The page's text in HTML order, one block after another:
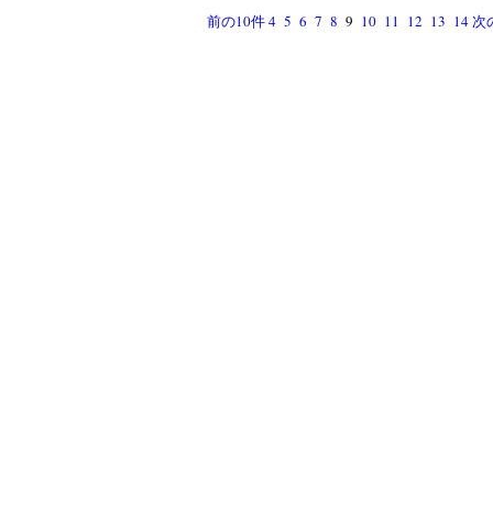
前の10件4 5 6 7 8 9 10 11 12 13 14次